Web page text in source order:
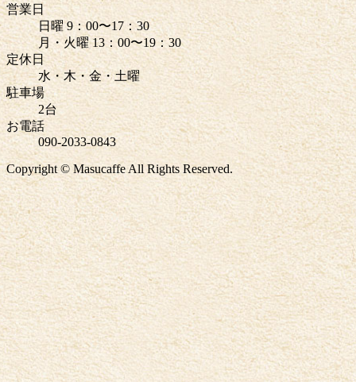
営業日
日曜 9：00〜17：30
月・火曜 13：00〜19：30
定休日
水・木・金・土曜
駐車場
2台
お電話
090-2033-0843
Copyright © Masucaffe All Rights Reserved.